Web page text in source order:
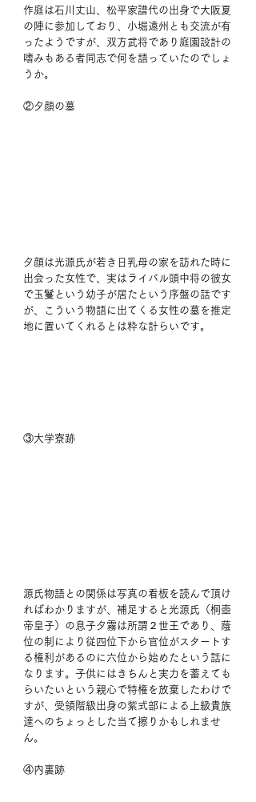
作庭は石川丈山、松平家譜代の出身で大阪夏
の陣に参加しており、小堀遠州とも交流が有
ったようですが、双方武将であり庭園設計の
嗜みもある者同志で何を語っていたのでしょ
うか。
②夕顔の墓
夕顔は光源氏が若き日乳母の家を訪れた時に
出会った女性で、実はライバル頭中将の彼女
で玉鬘という幼子が居たという序盤の話です
が、こういう物語に出てくる女性の墓を推定
地に置いてくれるとは粋な計らいです。
③大学寮跡
源氏物語との関係は写真の看板を読んで頂け
ればわかりますが、補足すると光源氏（桐壺
帝皇子）の息子夕霧は所謂２世王であり、蔭
位の制により従四位下から官位がスタートす
る権利があるのに六位から始めたという話に
なります。子供にはきちんと実力を蓄えても
らいたいという親心で特権を放棄したわけで
すが、受領階級出身の紫式部による上級貴族
達へのちょっとした当て擦りかもしれませ
ん。
④内裏跡